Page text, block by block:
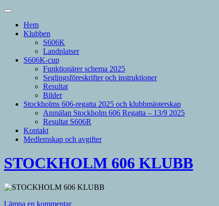
Hem
Klubben
S606K
Landplatser
S606K-cup
Funktionärer schema 2025
Seglingsföreskrifter och instruktioner
Resultat
Bilder
Stockholms 606-regatta 2025 och klubbmästerskap
Anmälan Stockholm 606 Regatta – 13/9 2025
Resultat S606R
Kontakt
Medlemskap och avgifter
STOCKHOLM 606 KLUBB
Lämna en kommentar